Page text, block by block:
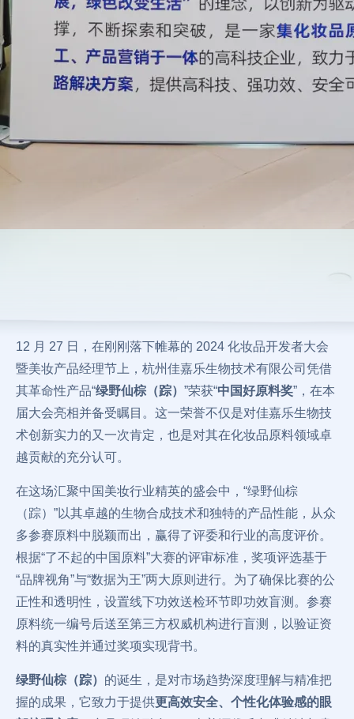
12 月 27 日，在刚刚落下帷幕的 2024 化妆品开发者大会
暨美妆产品经理节上，杭州佳嘉乐生物技术有限公司凭借
其革命性产品“绿野仙棕（踪） ”荣获“中国好原料奖”，在本
届大会亮相并备受瞩目。这一荣誉不仅是对佳嘉乐生物技
术创新实力的又一次肯定，也是对其在化妆品原料领域卓
越贡献的充分认可。
在这场汇聚中国美妆行业精英的盛会中，“绿野仙棕
（踪）”以其卓越的生物合成技术和独特的产品性能，从众
多参赛原料中脱颖而出，赢得了评委和行业的高度评价。
根据“了不起的中国原料”大赛的评审标准，奖项评选基于
“品牌视角”与“数据为王”两大原则进行。为了确保比赛的公
正性和透明性，设置线下功效送检环节即功效盲测。参赛
原料统一编号后送至第三方权威机构进行盲测，以验证资
料的真实性并通过奖项实现背书。
绿野仙棕（踪） 的诞生，是对市场趋势深度理解与精准把
握的成果，它致力于提供更高效安全、个性化体验感的眼